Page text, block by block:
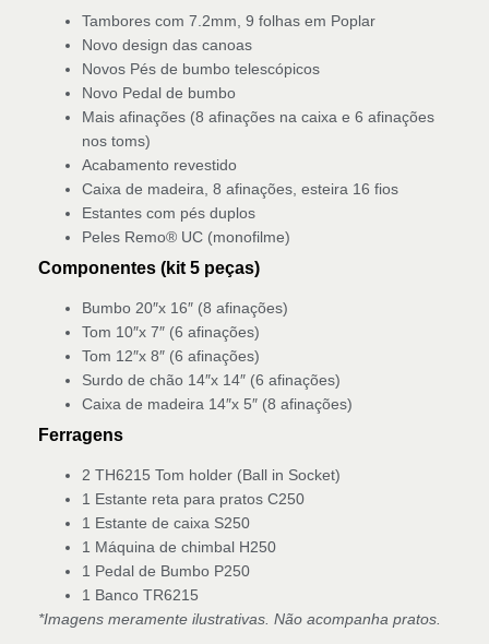
Tambores com 7.2mm, 9 folhas em Poplar
Novo design das canoas
Novos Pés de bumbo telescópicos
Novo Pedal de bumbo
Mais afinações (8 afinações na caixa e 6 afinações
nos toms)
Acabamento revestido
Caixa de madeira, 8 afinações, esteira 16 fios
Estantes com pés duplos
Peles Remo® UC (monofilme)
Componentes (kit 5 peças)
Bumbo 20″x 16″ (8 afinações)
Tom 10″x 7″ (6 afinações)
Tom 12″x 8″ (6 afinações)
Surdo de chão 14″x 14″ (6 afinações)
Caixa de madeira 14″x 5″ (8 afinações)
Ferragens
2 TH6215 Tom holder (Ball in Socket)
1 Estante reta para pratos C250
1 Estante de caixa S250
1 Máquina de chimbal H250
1 Pedal de Bumbo P250
1 Banco TR6215
*Imagens meramente ilustrativas. Não acompanha pratos.